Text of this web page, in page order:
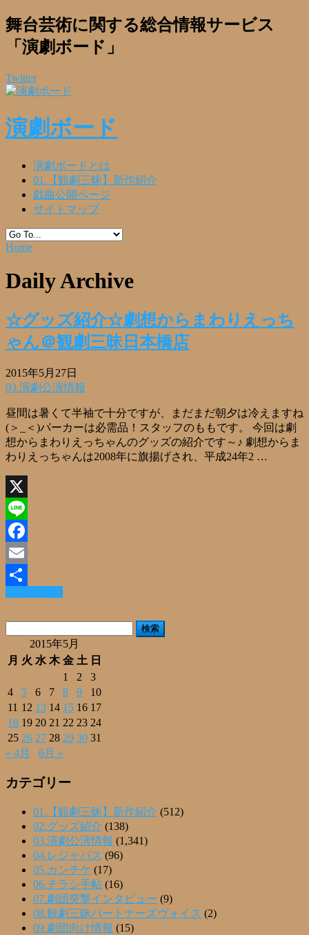
舞台芸術に関する総合情報サービス
「演劇ボード」
Twitter
演劇ボード
演劇ボードとは
01.【観劇三昧】新作紹介
戯曲公開ページ
サイトマップ
Home
Daily Archive
☆グッズ紹介☆劇想からまわりえっち
ゃん＠観劇三昧日本橋店
2015年5月27日
03.演劇公演情報
昼間は暑くて半袖で十分ですが、まだまだ朝夕は冷えますね
(＞_＜)パーカーは必需品！スタッフのももです。 今回は劇
想からまわりえっちゃんのグッズの紹介です～♪ 劇想からま
わりえっちゃんは2008年に旗揚げされ、平成24年2 …
X
Line
Facebook
Email
共
有
2015年5月
月 火 水 木 金 土 日
1
2
3
4
5 6 7 8 9
10
11 12 13 14 15 16 17
18 19 20 21 22 23 24
25 26 27 28 29 30 31
« 4月
6月 »
カテゴリー
01.【観劇三昧】新作紹介 (512)
02.グッズ紹介 (138)
03.演劇公演情報 (1,341)
04.レジャパス (96)
05.カンチケ (17)
06.チラシ手帖 (16)
07.劇団突撃インタビュー (9)
08.観劇三昧パートナーズヴォイス (2)
09.劇団向け情報 (15)